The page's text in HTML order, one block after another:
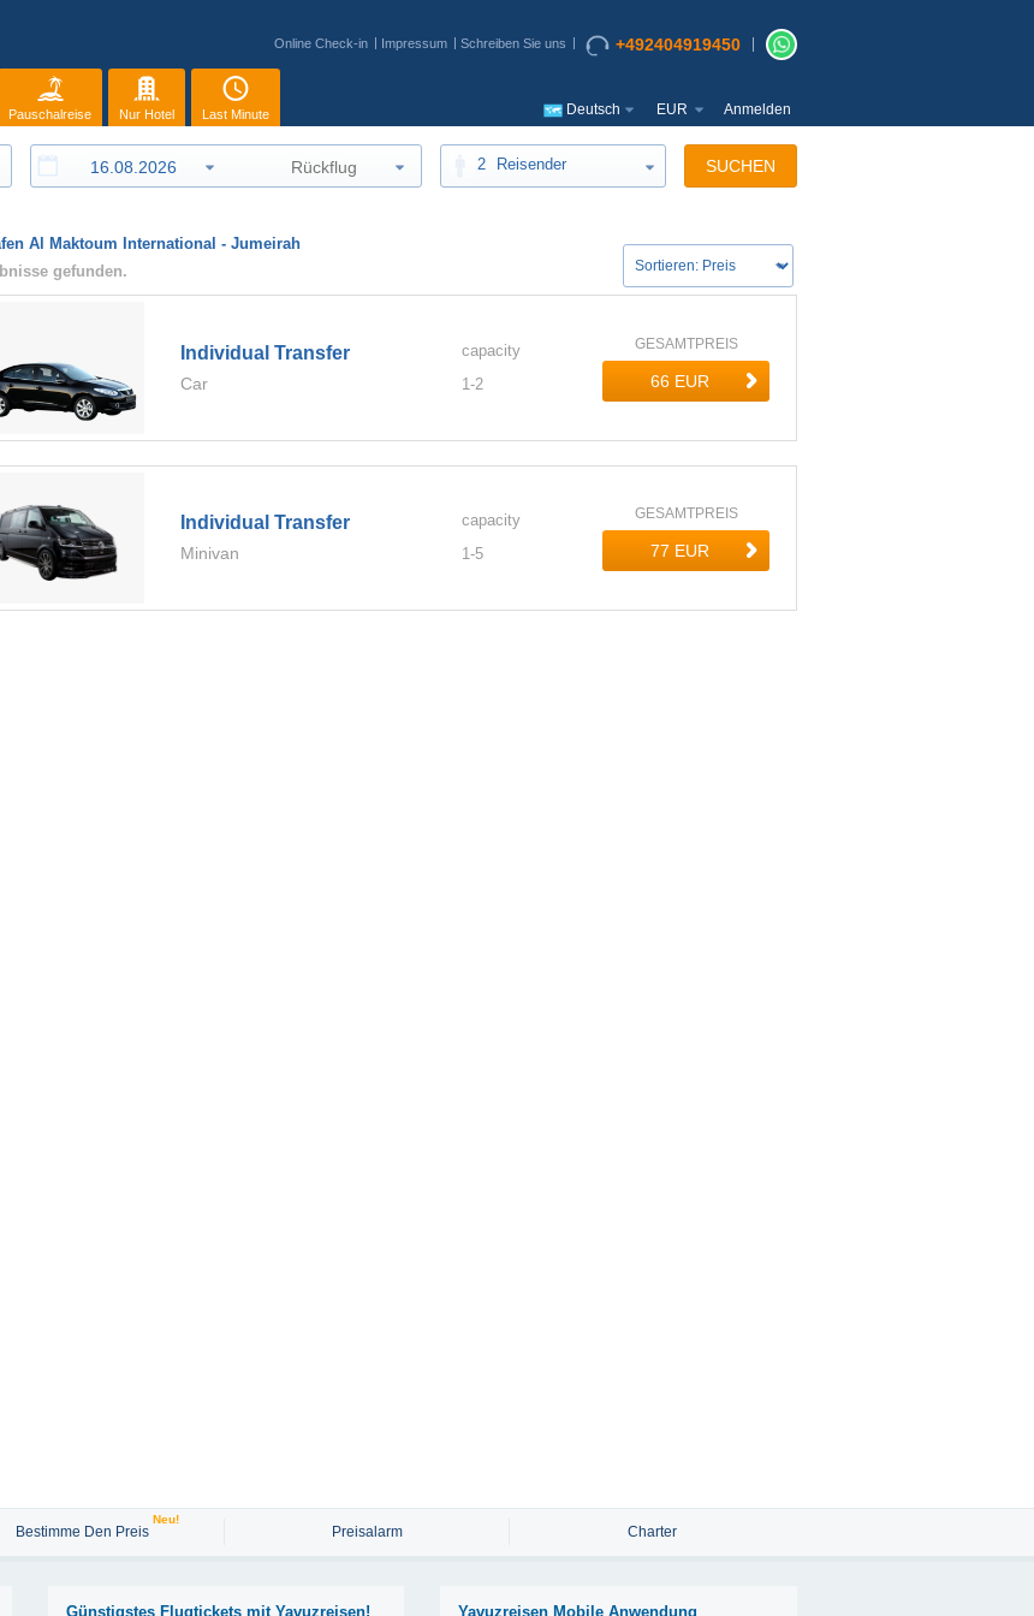
Online Check-in Impressum Schreiben Sie uns +492404919450
Pauschalreise Nur Hotel Last Minute Deutsch EUR Anmelden
2 Reisender SUCHEN
Al Maktoum International - Jumeirah
gefunden.
Individual Transfer
Car
capacity
1-2
GESAMTPREIS
Individual Transfer
Minivan
capacity
1-5
GESAMTPREIS
Bestimme Den Preis
Neu!
Preisalarm Charter
Günstigstes Flugtickets mit Yavuzreisen! Yavuzreisen Mobile Anwendung